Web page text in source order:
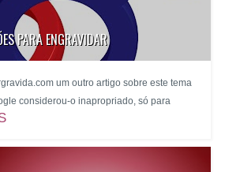
PARA ENGRAVIDAR
um outro artigo sobre este tema
considerou-o inapropriado, só para